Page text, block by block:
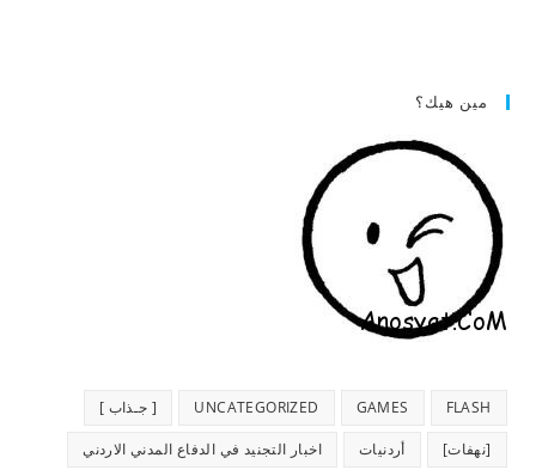
مين هيك؟
FLASH
GAMES
UNCATEGORIZED [ جـذاب ]
[نهفات] أردنيات اخبار التجنيد في الدفاع المدني الاردني